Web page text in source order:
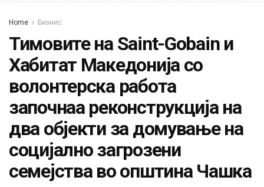
Home Бизнис
Тимовите на Saint-Gobain и
Хабитат Македонија со
волонтерска работа
започнаа реконструкција на
два објекти за домување на
социјално загрозени
семејства во општина Чашка